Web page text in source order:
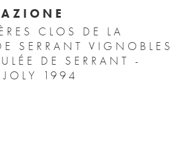
CLOS DE LA
SERRANT VIGNOBLES
DE SERRANT -
NICOLAS JOLY 1994